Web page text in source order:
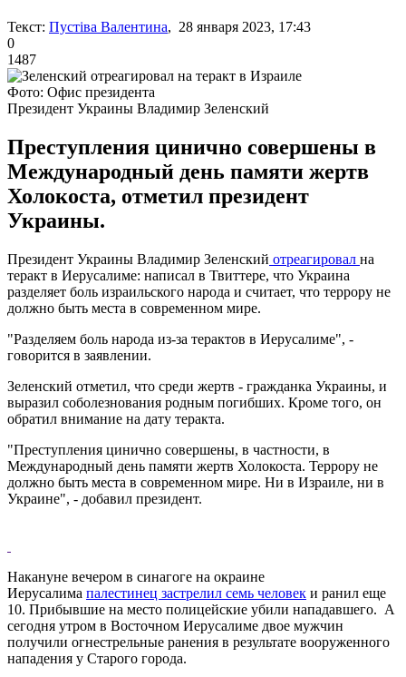
Текст: Пустіва Валентина, 28 января 2023, 17:43
0
1487
Фото: Офис президента
Президент Украины Владимир Зеленский
Преступления цинично совершены в
Международный день памяти жертв
Холокоста, отметил президент
Украины.
Президент Украины Владимир Зеленский отреагировал на
теракт в Иерусалиме: написал в Твиттере, что Украина
разделяет боль израильского народа и считает, что террору не
должно быть места в современном мире.
"Разделяем боль народа из-за терактов в Иерусалиме", -
говорится в заявлении.
Зеленский отметил, что среди жертв - гражданка Украины, и
выразил соболезнования родным погибших. Кроме того, он
обратил внимание на дату теракта.
"Преступления цинично совершены, в частности, в
Международный день памяти жертв Холокоста. Террору не
должно быть места в современном мире. Ни в Израиле, ни в
Украине", - добавил президент.
Накануне вечером в синагоге на окраине
Иерусалима палестинец застрелил семь человек и ранил еще
10. Прибывшие на место полицейские убили нападавшего. А
сегодня утром в Восточном Иерусалиме двое мужчин
получили огнестрельные ранения в результате вооруженного
нападения у Старого города.